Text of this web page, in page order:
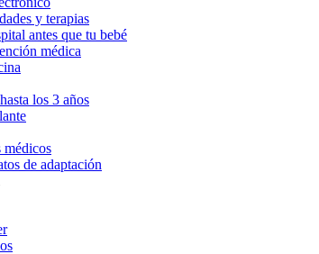
y terapias
antes que tu bebé
médica
los 3 años
médicos
de adaptación